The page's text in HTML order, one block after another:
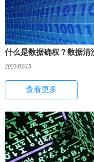
什么是数据确权？数据清
2023/03/15
查看更多